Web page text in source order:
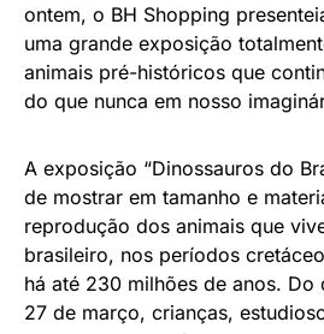
ontem, o BH Shopping
uma grande exposição
animais pré-históricos que
do que nunca em nosso
A exposição “Dinossauros do
de mostrar em tamanho e
reprodução dos animais que
brasileiro, nos períodos
há até 230 milhões de anos. Do
27 de março, crianças,